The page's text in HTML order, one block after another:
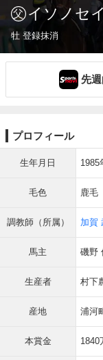
イソノセ
牡 登録抹消
先
プロフィール
生年月日 1985
毛色 鹿毛
調教師（所属） 加賀
馬主 磯野
生産者 村下
産地 浦河
本賞金 1840